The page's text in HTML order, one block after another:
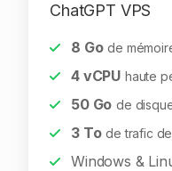
ChatGPT VPS
8 Go de
4vCPU haute
50Go de
3To de trafic
Windows &